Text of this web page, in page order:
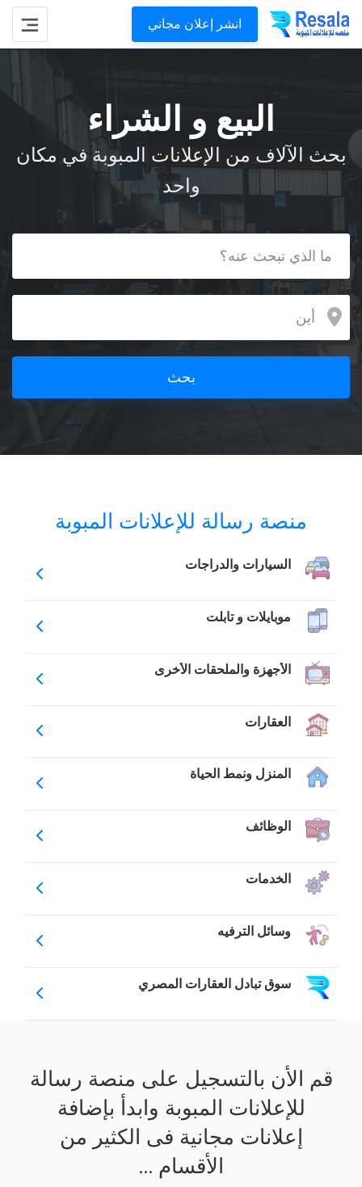
انشر إعلان مجاني
البيع و الشراء
بحث الآلاف من الإعلانات المبوبة في مكان
واحد
بحث
منصة رسالة للإعلانات المبوبة
السيارات والدراجات
موبايلات و تابلت
الأجهزة والملحقات الأخرى
العقارات
المنزل ونمط الحياة
الوظائف
الخدمات
وسائل الترفيه
سوق تبادل العقارات المصري
قم الأن بالتسجيل على منصة رسالة
للإعلانات المبوبة وابدأ بإضافة
إعلانات مجانية فى الكثير من
الأقسام ...